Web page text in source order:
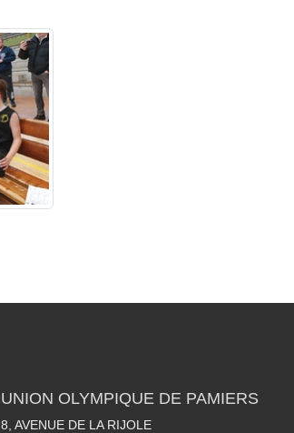
UNION OLYMPIQUE DE PAMIERS
8, AVENUE DE LA RIJOLE